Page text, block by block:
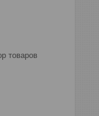
товаров